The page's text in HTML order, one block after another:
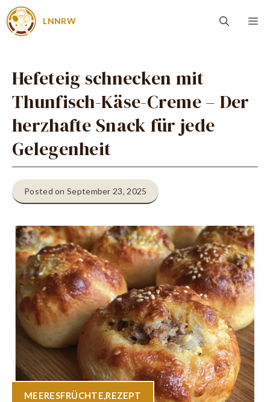
Zum
Inhalt
LNNRW
Hefeteig schnecken mit
Thunfisch-Käse-Creme – Der
herzhafte Snack für jede
Gelegenheit
Posted on September 23, 2025
MEERESFRÜCHTE,REZEPT